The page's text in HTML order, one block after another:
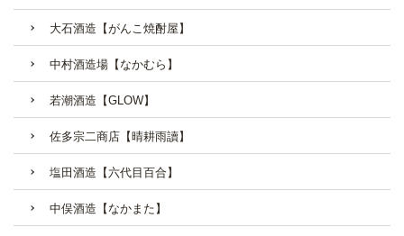
大石酒造【がんこ焼酎屋】
中村酒造場【なかむら】
若潮酒造【GLOW】
佐多宗二商店【晴耕雨讀】
塩田酒造【六代目百合】
中俣酒造【なかまた】